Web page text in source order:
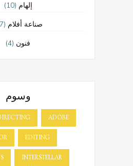
إلهام (10)
صناعة أفلام (17)
فنون (4)
وسوم
ADOBE
EDITING
INTERSTELLAR